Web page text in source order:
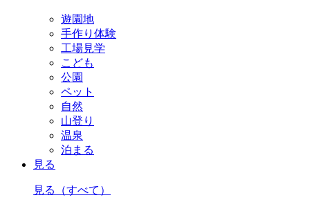
遊園地
手作り体験
工場見学
こども
公園
ペット
自然
山登り
温泉
泊まる
見る
見る （すべて）